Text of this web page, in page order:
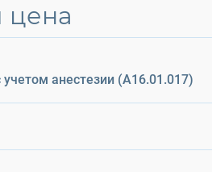
цена
анестезии (A16.01.017)